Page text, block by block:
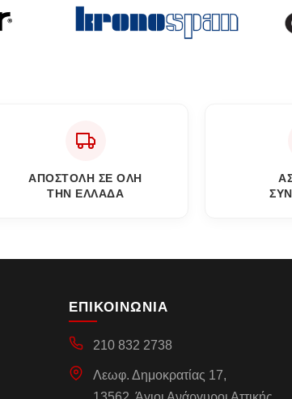
ΑΠΟΣΤΟΛΗ ΣΕ ΟΛΗ
ΤΗΝ ΕΛΛΑΔΑ
ΕΠΙΚΟΙΝΩΝΙΑ
210 832 2738
Λεωφ. Δημοκρατίας 17,